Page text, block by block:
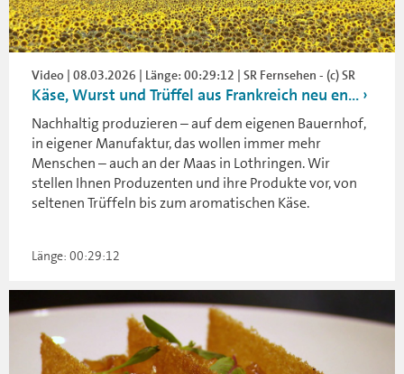
Video | 08.03.2026 | Länge: 00:29:12 | SR Fernsehen - (c) SR
Käse, Wurst und Trüffel aus Frankreich neu en...
Nachhaltig produzieren – auf dem eigenen Bauernhof,
in eigener Manufaktur, das wollen immer mehr
Menschen – auch an der Maas in Lothringen. Wir
stellen Ihnen Produzenten und ihre Produkte vor, von
seltenen Trüffeln bis zum aromatischen Käse.
Länge: 00:29:12